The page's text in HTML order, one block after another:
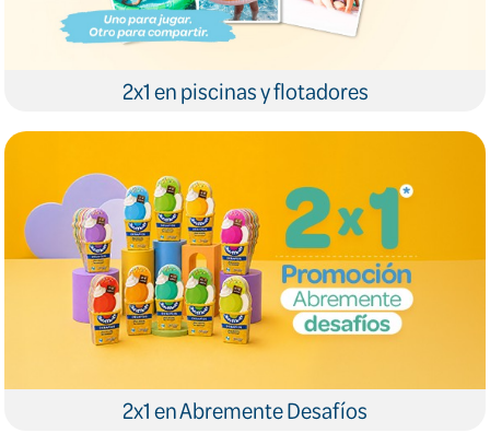
2x1 en piscinas y flotadores
2x1 en Abremente Desafíos